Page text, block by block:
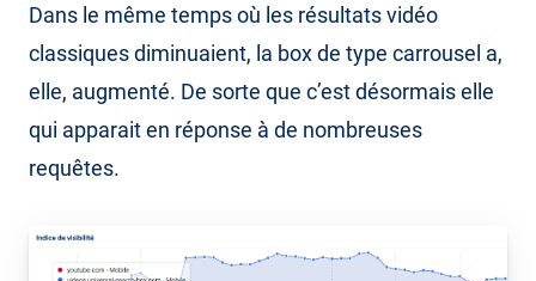
Dans le même temps où les résultats vidéo
classiques diminuaient, la box de type carrousel a,
elle, augmenté. De sorte que c’est désormais elle
qui apparait en réponse à de nombreuses
requêtes.